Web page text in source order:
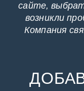
сайте,
возникли
Компания